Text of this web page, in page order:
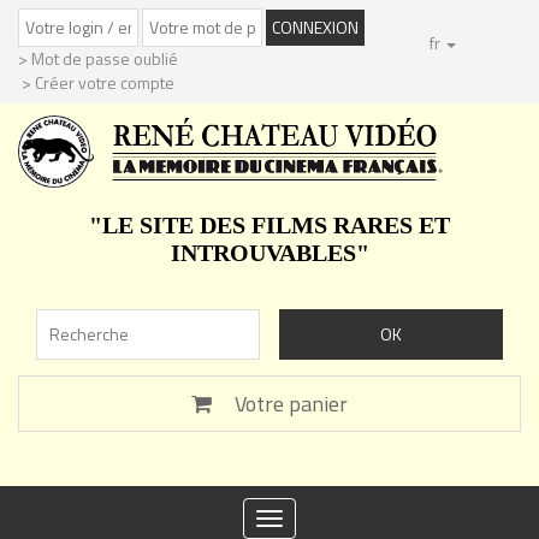
> Mot de passe oublié
> Créer votre compte
fr
"LE SITE DES FILMS RARES ET
INTROUVABLES"
Votre panier
Toggle